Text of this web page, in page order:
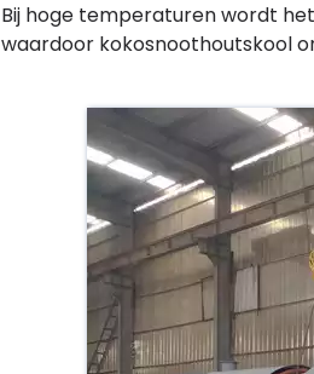
Bij hoge temperaturen wordt
waardoor kokosnoothoutskool